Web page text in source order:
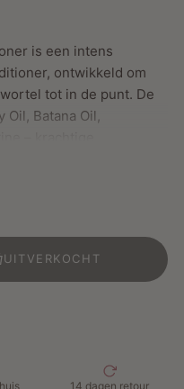
is een intens
ontwikkeld om
tot in de punt. De
Batana Oil,
haarbreuk en
ontwart het haar
verzwakt haar
makkelijk
UITVERKOCHT
14 dagen retour